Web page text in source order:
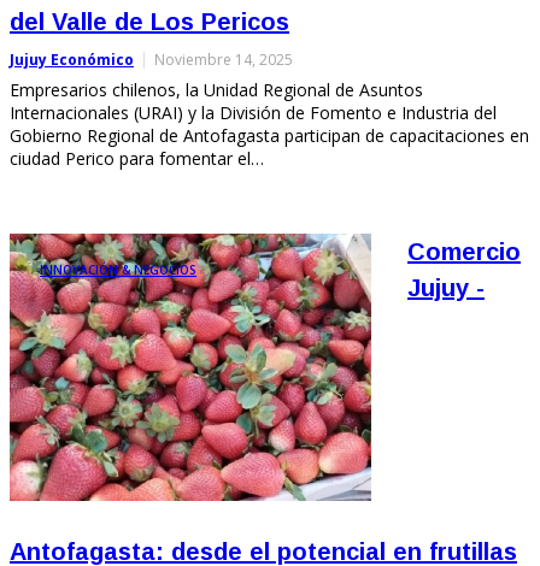
del Valle de Los Pericos
Jujuy Económico Noviembre 14, 2025
Empresarios chilenos, la Unidad Regional de Asuntos
Internacionales (URAI) y la División de Fomento e Industria del
Gobierno Regional de Antofagasta participan de capacitaciones en
ciudad Perico para fomentar el…
INNOVACIÓN & NEGOCIOS
Comercio
Jujuy -
Antofagasta: desde el potencial en frutillas